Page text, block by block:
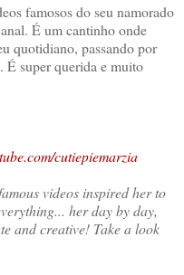
famosos do seu namorado
É um cantinho onde
quotidiano, passando por
É super querida e muito
cutiepiemarzia
videos inspired her to
her day by day,
and creative! Take a look